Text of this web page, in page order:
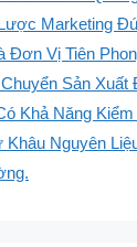
Marketing
Đơn Vị Tiên
Sản Xuất
Khả Năng
Khâu Nguyên